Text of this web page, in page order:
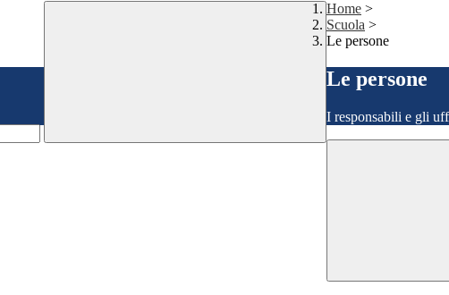
Home >
Scuola >
Le persone
Le persone
I responsabili e gli